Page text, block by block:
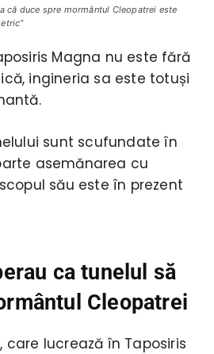
că duce spre mormântul Cleopatrei este
Magna nu este fără
ingineria sa este totuși
sunt scufundate în
asemănarea cu
său este în prezent
ca tunelul să
Cleopatrei
care lucrează în Taposiris